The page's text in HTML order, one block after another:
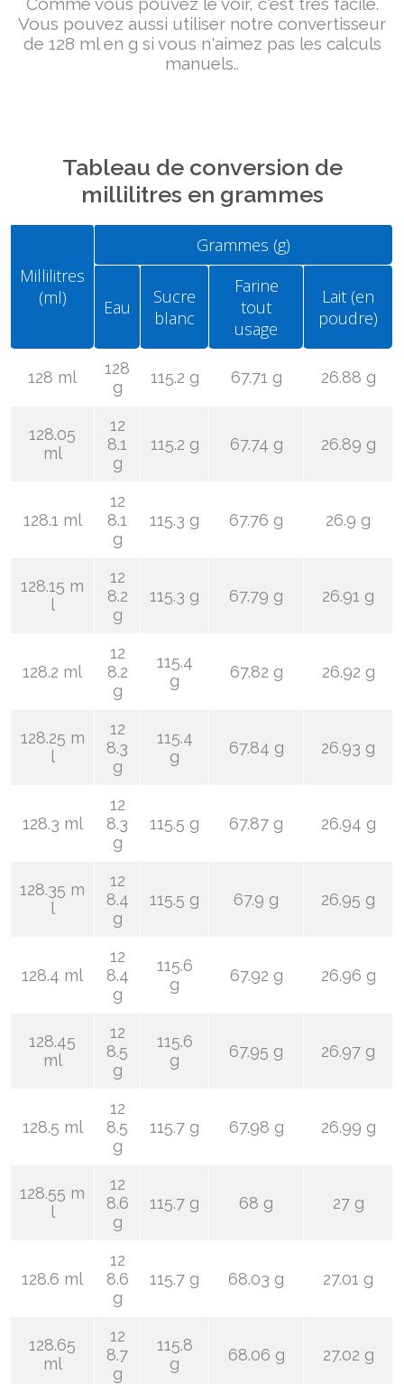
Vous pouvez aussi utiliser notre convertisseur
de 128 ml en g si vous n'aimez pas les calculs
manuels..
Tableau de conversion de
millilitres en grammes
Millilitres
(ml)
Grammes (g)
Eau
Sucre
blanc
Farine
tout
usage
Lait (en
poudre)
128 ml
128
g
115.2 g 67.71 g 26.88 g
128.05
ml
12
8.1
g
115.2 g 67.74 g 26.89 g
128.1 ml
12
8.1
g
115.3 g 67.76 g 26.9 g
128.15 m
l
12
8.2
g
115.3 g 67.79 g 26.91 g
128.2 ml
12
8.2
g
115.4
g
67.82 g 26.92 g
128.25 m
l
12
8.3
g
115.4
g
67.84 g 26.93 g
128.3 ml
12
8.3
g
115.5 g 67.87 g 26.94 g
128.35 m
l
12
8.4
g
115.5 g 67.9 g 26.95 g
128.4 ml
12
8.4
g
115.6
g
67.92 g 26.96 g
128.45
ml
12
8.5
g
115.6
g
67.95 g 26.97 g
128.5 ml
12
8.5
g
115.7 g 67.98 g 26.99 g
128.55 m
l
12
8.6
g
115.7 g 68 g 27 g
128.6 ml
12
8.6
g
115.7 g 68.03 g 27.01 g
128.65
ml
12
8.7
g
115.8
g
68.06 g 27.02 g